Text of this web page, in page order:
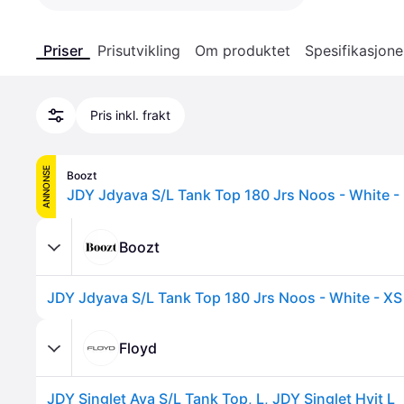
Priser Prisutvikling Om produktet
Pris inkl. frakt
ANNONSE Boozt
JDY Jdyava S/L Tank Top 180 Jrs Noos - White -
Boozt
JDY Jdyava S/L Tank Top 180 Jrs Noos - White - XS
Floyd
JDY Singlet Ava S/L Tank Top, L, JDY Singlet Hvit L